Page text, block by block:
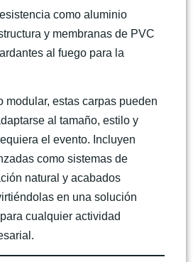
como aluminio
y membranas de PVC
al fuego para la
modular, estas carpas pueden
al tamaño, estilo y
el evento. Incluyen
como sistemas de
natural y acabados
en una solución
cualquier actividad